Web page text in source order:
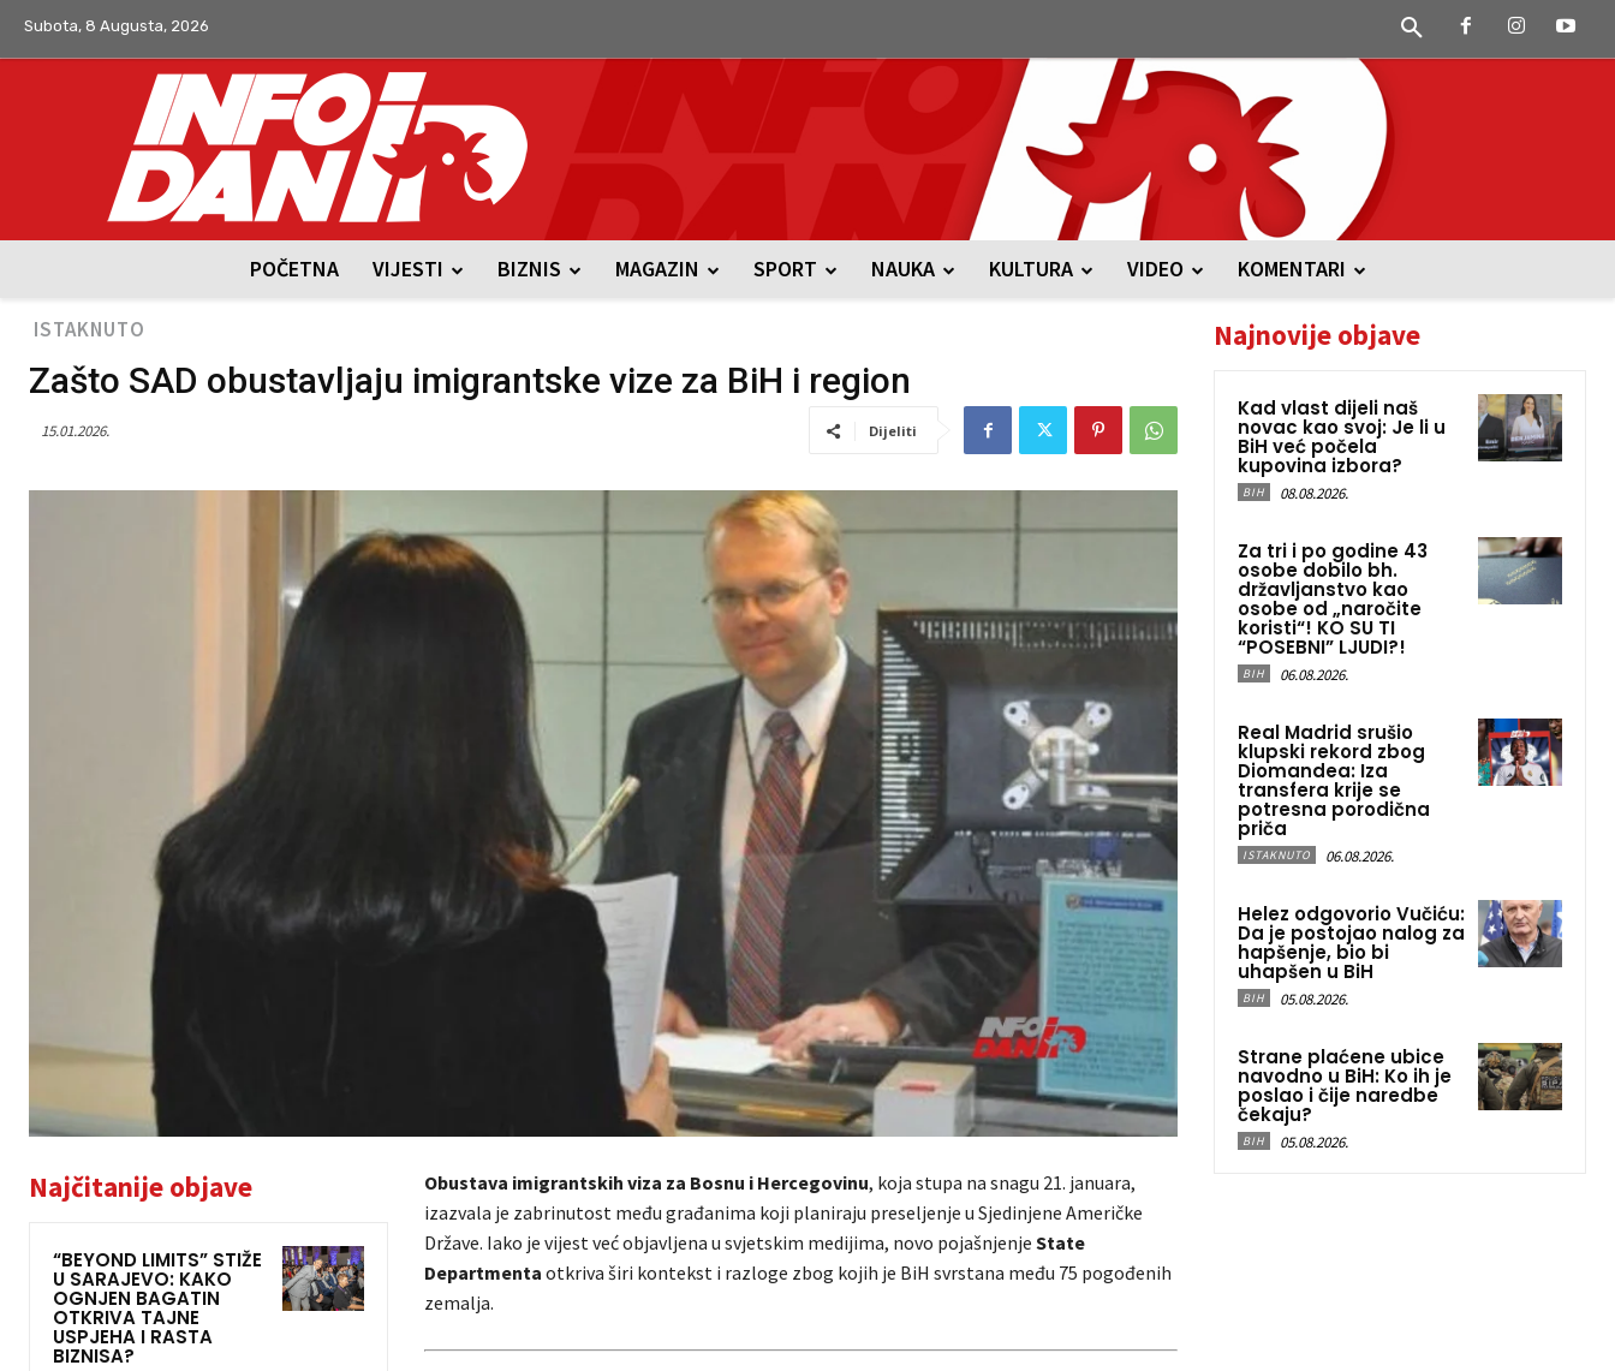
Subota, 8 Augusta, 2026
POČETNA VIJESTI BIZNIS MAGAZIN SPORT NAUKA KULTURA VIDEO KOMENTARI
ISTAKNUTO
Zašto SAD obustavljaju imigrantske vize za BiH i region
15.01.2026. Dijeliti
Najčitanije objave
“BEYOND LIMITS” STIŽE
U SARAJEVO: KAKO
OGNJEN BAGATIN
OTKRIVA TAJNE
USPJEHA I RASTA
BIZNISA?
Obustava imigrantskih viza za Bosnu i Hercegovinu, koja stupa na snagu 21. januara,
izazvala je zabrinutost među građanima koji planiraju preseljenje u Sjedinjene Američke
Države. Iako je vijest već objavljena u svjetskim medijima, novo pojašnjenje State
Departmenta otkriva širi kontekst i razloge zbog kojih je BiH svrstana među 75 pogođenih
zemalja.
Najnovije objave
Kad vlast dijeli naš
novac kao svoj: Je li u
BiH već počela
kupovina izbora?
BIH 08.08.2026.
Za tri i po godine 43
osobe dobilo bh.
državljanstvo kao
osobe od „naročite
koristi“! KO SU TI
“POSEBNI” LJUDI?!
BIH 06.08.2026.
Real Madrid srušio
klupski rekord zbog
Diomandea: Iza
transfera krije se
potresna porodična
priča
ISTAKNUTO 06.08.2026.
Helez odgovorio Vučiću:
Da je postojao nalog za
hapšenje, bio bi
uhapšen u BiH
BIH 05.08.2026.
Strane plaćene ubice
navodno u BiH: Ko ih je
poslao i čije naredbe
čekaju?
BIH 05.08.2026.